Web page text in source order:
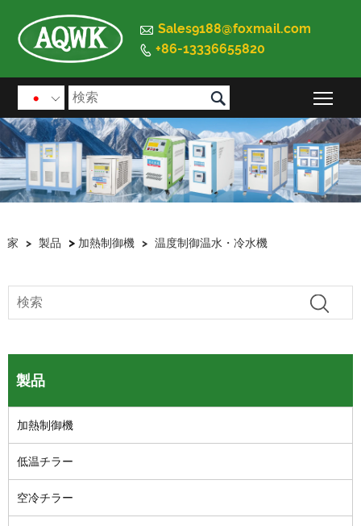
 Sales9188@foxmail.com
 +86-13336655820
 
家 > 製品 > 加熱制御機 > 温度制御温水・冷水機
製品
加熱制御機
低温チラー
空冷チラー